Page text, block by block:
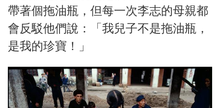
帶著個拖油瓶，但每一次李志的母親都
會反駁他們說：「我兒子不是拖油瓶，
是我的珍寶！」